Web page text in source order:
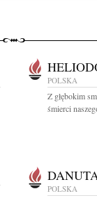
POLSKA
Z głębokim
śmierci
POLSKA